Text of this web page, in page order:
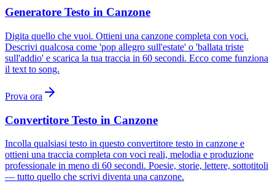
Generatore Testo in Canzone
Digita quello che vuoi. Ottieni una canzone completa con voci.
Descrivi qualcosa come 'pop allegro sull'estate' o 'ballata triste
sull'addio' e scarica la tua traccia in 60 secondi. Ecco come funziona
il text to song.
Prova ora
Convertitore Testo in Canzone
Incolla qualsiasi testo in questo convertitore testo in canzone e
ottieni una traccia completa con voci reali, melodia e produzione
professionale in meno di 60 secondi. Poesie, storie, lettere, sottotitoli
— tutto quello che scrivi diventa una canzone.